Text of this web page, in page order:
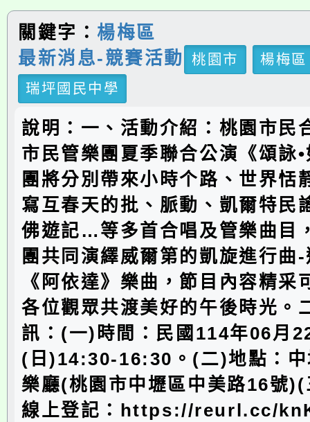
關鍵字： 楊梅區
最新消息-競賽活動
桃園市
楊梅區
瑞坪國民中學
說明：一、活動介紹：桃園市民
市民管樂團夏季聯合公演《頌詠
團將分別帶來小時个路、世界恬
寫互春天的批、脈動、凱爾特民
佛遊記…等多首合唱及管樂曲目
團共同演繹威爾第的凱旋進行曲
《阿依達》樂曲，節目內容精采
各位觀眾共渡美好的午後時光。
訊：(一)時間：民國114年06月
(日)14:30-16:30。(二)地點：中
樂廳(桃園市中壢區中美路16號
線上登記：https://reurl.cc/